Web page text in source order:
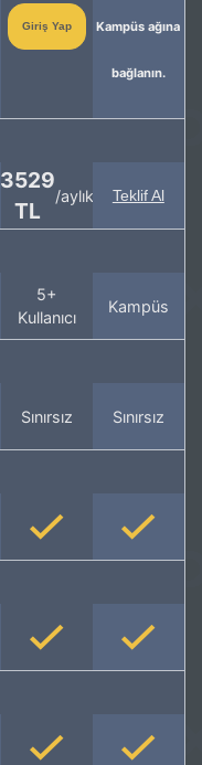
Giriş Yap Kampüs ağına
bağlanın.
3529
TL
/aylık Teklif Al
5+
Kullanıcı
Kampüs
Sınırsız Sınırsız